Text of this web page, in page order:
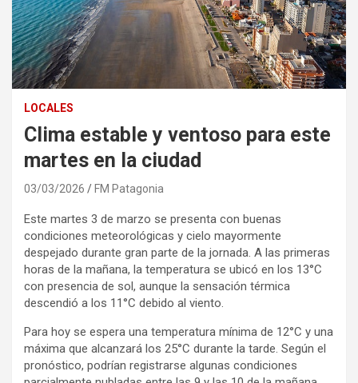
LOCALES
Clima estable y ventoso para este
martes en la ciudad
03/03/2026 FM Patagonia
Este martes 3 de marzo se presenta con buenas
condiciones meteorológicas y cielo mayormente
despejado durante gran parte de la jornada. A las primeras
horas de la mañana, la temperatura se ubicó en los 13°C
con presencia de sol, aunque la sensación térmica
descendió a los 11°C debido al viento.
Para hoy se espera una temperatura mínima de 12°C y una
máxima que alcanzará los 25°C durante la tarde. Según el
pronóstico, podrían registrarse algunas condiciones